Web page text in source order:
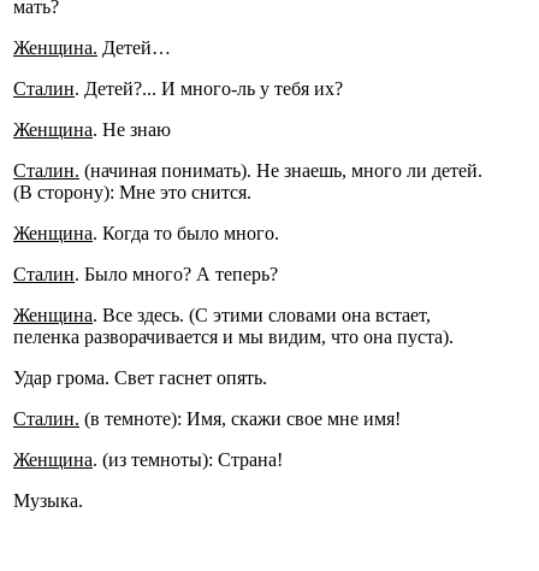
мать?
Женщина. Детей…
Сталин. Детей?... И много-ль у тебя их?
Женщина. Не знаю
Сталин. (начиная понимать). Не знаешь, много ли детей.
(В сторону): Мне это снится.
Женщина. Когда то было много.
Сталин. Было много? А теперь?
Женщина. Все здесь. (С этими словами она встает,
пеленка разворачивается и мы видим, что она пуста).
Удар грома. Свет гаснет опять.
Сталин. (в темноте): Имя, скажи свое мне имя!
Женщина. (из темноты): Страна!
Музыка.